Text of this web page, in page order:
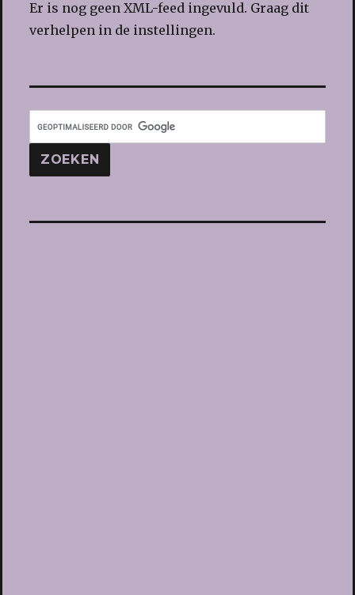
Er is nog geen XML-feed ingevuld. Graag dit
verhelpen in de instellingen.